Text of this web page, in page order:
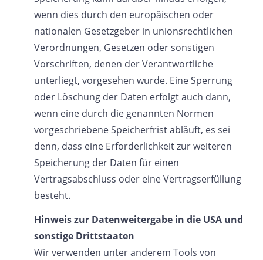
wenn dies durch den europäischen oder
nationalen Gesetzgeber in unionsrechtlichen
Verordnungen, Gesetzen oder sonstigen
Vorschriften, denen der Verantwortliche
unterliegt, vorgesehen wurde. Eine Sperrung
oder Löschung der Daten erfolgt auch dann,
wenn eine durch die genannten Normen
vorgeschriebene Speicherfrist abläuft, es sei
denn, dass eine Erforderlichkeit zur weiteren
Speicherung der Daten für einen
Vertragsabschluss oder eine Vertragserfüllung
besteht.
Hinweis zur Datenweitergabe in die USA und
sonstige Drittstaaten
Wir verwenden unter anderem Tools von